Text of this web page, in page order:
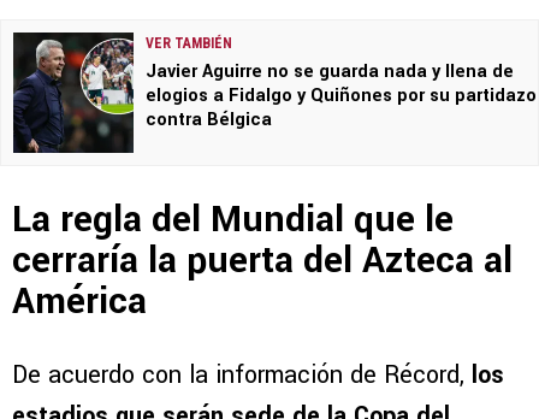
VER TAMBIÉN
Javier Aguirre no se guarda nada y llena de
elogios a Fidalgo y Quiñones por su partidazo
contra Bélgica
La regla del Mundial que le
cerraría la puerta del Azteca al
América
De acuerdo con la información de Récord, los